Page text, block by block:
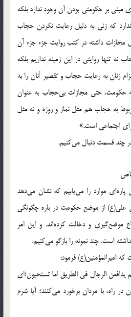
مبنی بر حکومتی بودن آن وجود ندارد بلکه
که زنی به دليل رعايت نکردن حجاب
مجازات داشته در کتب روايت جزء جزء آن
تنها روايتی در اين زمينه نداريم بلکه
زنان به رعايت حجاب و تقصير آنان را به
حکومت، حتی مجازات بی‌حجاب به عنوان
به حجاب هم مثل نماز و روزه و نه مثل
اجتماعی است.»
چند قسمت دنبال می‌کنيم.
موارد را می‌يابيم که نشان می‌دهد
علی(ع) از موضع حکومت در باره چگونگی
موضع‌گيری و دخالت کرده‌اند. و اين امر
است. چند نمونه را بازگو می‌کنيم.
يدافعن الرجال فی الطريق اما تستحيون؛ای
در راه، با مردان برخورد می‌کنند؛ آيا شرم